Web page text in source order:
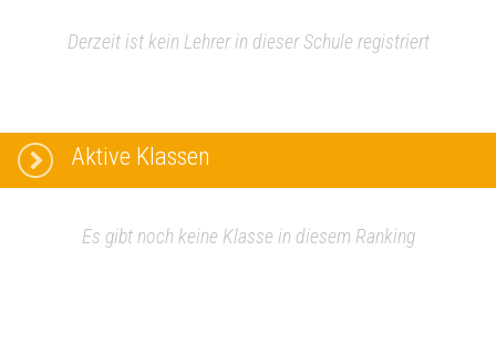
Derzeit ist kein Lehrer in dieser Schule registriert
Aktive Klassen
Es gibt noch keine Klasse in diesem Ranking